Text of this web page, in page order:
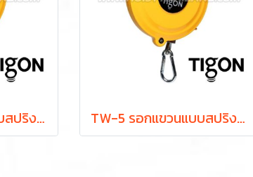
TW-3 รอกแขวนแบบสปริง ยกได้ 1.0-3.0 กก. ระยะยก 1.3 ม. "TIGON" มาตรฐานสากลจากประเทศเกาหลี TW-5 รอกแขวนแบบสปริง ยกได้ 2.5-5.0 กก. ระยะยก 1.3 ม. "TIGON" มาตรฐานสากลจากประเทศเกาหลี